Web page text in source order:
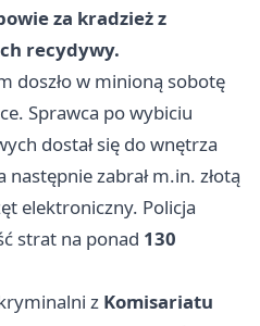
za kradzież z
recydywy.
doszło w minioną sobotę
Sprawca po wybiciu
dostał się do wnętrza
zabrał m.in. złotą
elektroniczny. Policja
strat na ponad 130
z Komisariatu